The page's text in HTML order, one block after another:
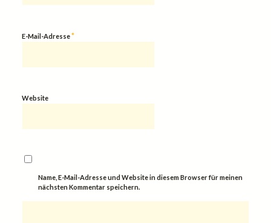
E-Mail-Adresse*
Website
Name, E-Mail-Adresse und Website in diesem Browser für meinen
nächsten Kommentar speichern.